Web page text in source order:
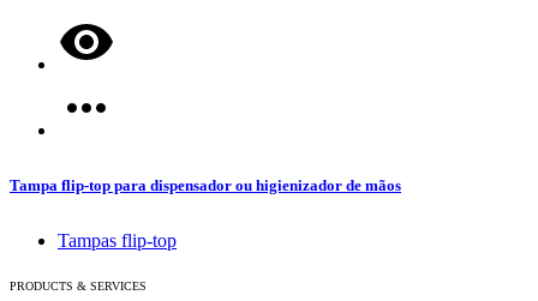
Tampa flip-top para dispensador ou higienizador de mãos
Tampas flip-top
PRODUCTS & SERVICES